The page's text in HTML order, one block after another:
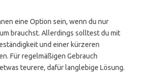
eine Option sein, wenn du nur
brauchst. Allerdings solltest du mit
und einer kürzeren
Für regelmäßigen Gebrauch
teurere, dafür langlebige Lösung.